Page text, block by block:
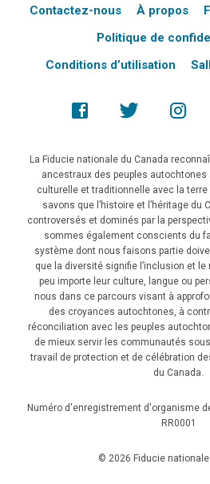
Contactez-nous À propos
Politique de
Conditions d’utilisation
La Fiducie nationale du Canada
ancestraux des peuples
culturelle et traditionnelle avec la terre
savons que l’histoire et l’héritage du
controversés et dominés par la
sommes également conscients du
système dont nous faisons partie
que la diversité signifie l’inclusion et le
peu importe leur culture, langue ou
nous dans ce parcours visant à
des croyances autochtones, à
réconciliation avec les peuples
de mieux servir les communautés
travail de protection et de célébration
du Canada.
Numéro d'enregistrement d'organisme
RR0001
© 2026 Fiducie